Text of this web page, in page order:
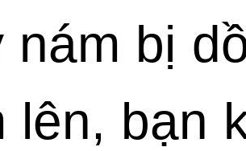
nám bị
lên, bạn